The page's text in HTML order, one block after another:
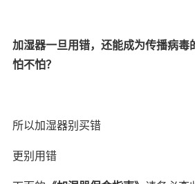
加湿器一旦用错，还能成为传播病毒
怕不怕？
所以加湿器别买错
更别用错